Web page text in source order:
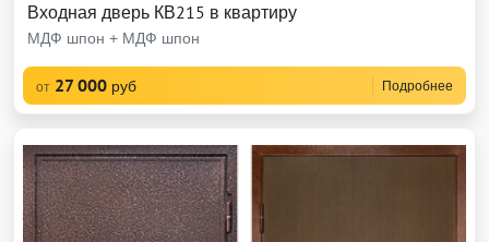
Входная дверь КВ215 в квартиру
МДФ шпон + МДФ шпон
от 27 000 руб Подробнее